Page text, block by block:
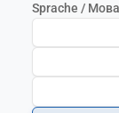
Sprache / Мова